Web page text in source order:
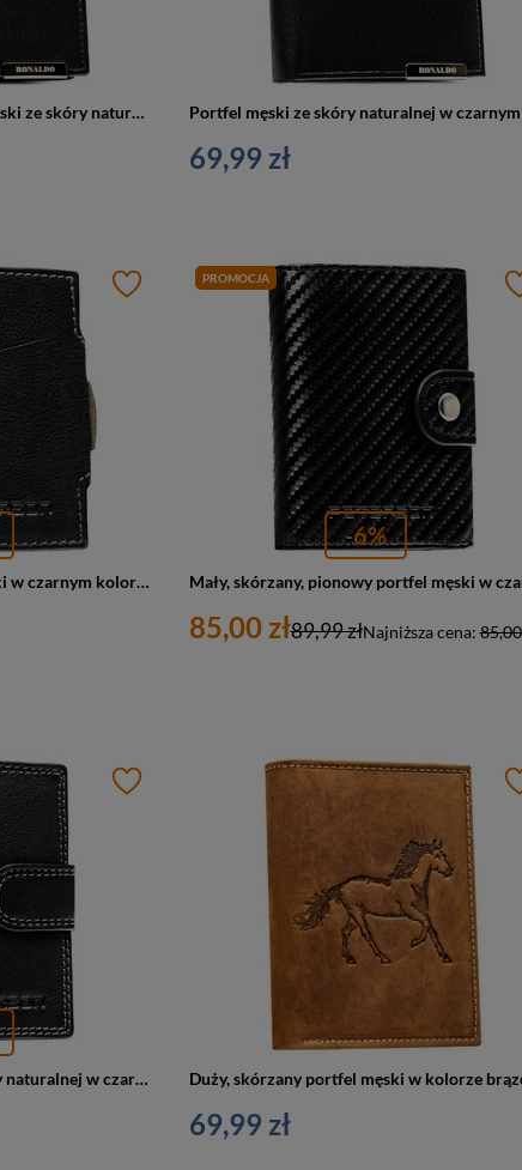
Czarny, pionowy portfel męski ze skóry naturalnej bez zapięcia zewnętrznego - Ronaldo
69,99 zł
Mały, pionowy portfel męski w czarnym kolorze zamykany na zatrzask - Peterson
PROMOCJA
-6%
85,00 zł Najniższa cena:85,00
89,99 zł
Mały portfel męski ze skóry naturalnej w czarnym kolorze zapinany zatrzaskiem - Peterson
69,99 zł